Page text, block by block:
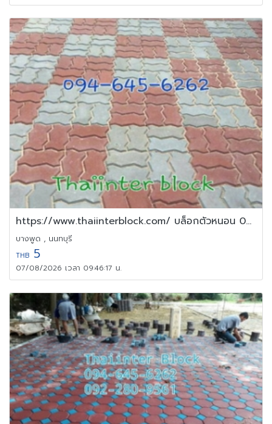
https://www.thaiinterblock.com/ บล็อกตัวหนอน 094-645-6262
บางพูด , นนทบุรี
THB 5
07/08/2026 เวลา 09:46:17 น.